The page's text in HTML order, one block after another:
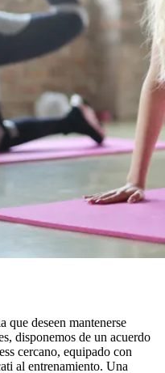
que deseen mantenerse
disponemos de un acuerdo
cercano, equipado con
al entrenamiento. Una